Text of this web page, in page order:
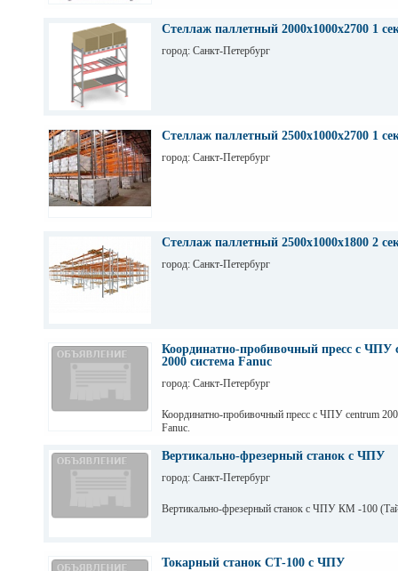
Стеллаж паллетный 2000х1000х2700 1
город: Санкт-Петербург
Стеллаж паллетный 2500х1000х2700 1
город: Санкт-Петербург
Стеллаж паллетный 2500х1000х1800 2
город: Санкт-Петербург
Координатно-пробивочный пресс с ЧПУ
2000 система Fanuc
город: Санкт-Петербург
Координатно-пробивочный пресс с ЧПУ centrum
Fanuc.
Вертикально-фрезерный станок с ЧПУ
город: Санкт-Петербург
Вертикально-фрезерный станок с ЧПУ КМ -100
Токарный станок СТ-100 с ЧПУ